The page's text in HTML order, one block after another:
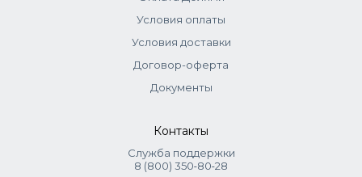
Условия оплаты
Условия доставки
Договор-оферта
Документы
Контакты
Служба поддержки
8 (800) 350‑80‑28